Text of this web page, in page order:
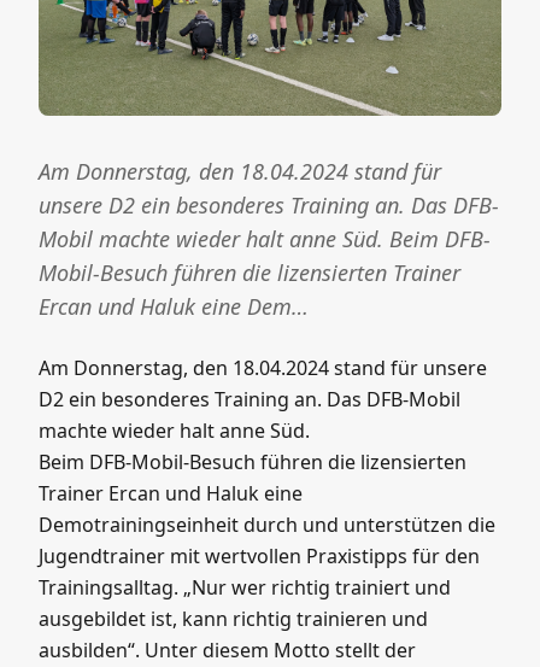
Am Donnerstag, den 18.04.2024 stand für
unsere D2 ein besonderes Training an. Das DFB-
Mobil machte wieder halt anne Süd. Beim DFB-
Mobil-Besuch führen die lizensierten Trainer
Ercan und Haluk eine Dem…
Am Donnerstag, den 18.04.2024 stand für unsere
D2 ein besonderes Training an. Das DFB-Mobil
machte wieder halt anne Süd.
Beim DFB-Mobil-Besuch führen die lizensierten
Trainer Ercan und Haluk eine
Demotrainingseinheit durch und unterstützen die
Jugendtrainer mit wertvollen Praxistipps für den
Trainingsalltag. „Nur wer richtig trainiert und
ausgebildet ist, kann richtig trainieren und
ausbilden“. Unter diesem Motto stellt der